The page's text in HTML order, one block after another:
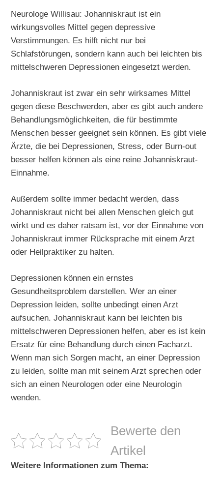
Neurologe Willisau: Johanniskraut ist ein
wirkungsvolles Mittel gegen depressive
Verstimmungen. Es hilft nicht nur bei
Schlafstörungen, sondern kann auch bei leichten bis
mittelschweren Depressionen eingesetzt werden.
Johanniskraut ist zwar ein sehr wirksames Mittel
gegen diese Beschwerden, aber es gibt auch andere
Behandlungsmöglichkeiten, die für bestimmte
Menschen besser geeignet sein können. Es gibt viele
Ärzte, die bei Depressionen, Stress, oder Burn-out
besser helfen können als eine reine Johanniskraut-
Einnahme.
Außerdem sollte immer bedacht werden, dass
Johanniskraut nicht bei allen Menschen gleich gut
wirkt und es daher ratsam ist, vor der Einnahme von
Johanniskraut immer Rücksprache mit einem Arzt
oder Heilpraktiker zu halten.
Depressionen können ein ernstes
Gesundheitsproblem darstellen. Wer an einer
Depression leiden, sollte unbedingt einen Arzt
aufsuchen. Johanniskraut kann bei leichten bis
mittelschweren Depressionen helfen, aber es ist kein
Ersatz für eine Behandlung durch einen Facharzt.
Wenn man sich Sorgen macht, an einer Depression
zu leiden, sollte man mit seinem Arzt sprechen oder
sich an einen Neurologen oder eine Neurologin
wenden.
Bewerte den
Artikel
Weitere Informationen zum Thema: